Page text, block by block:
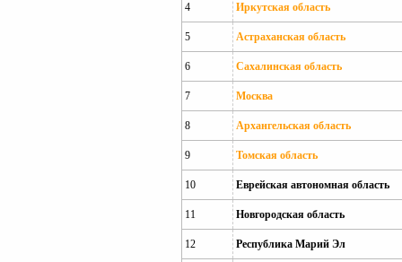
4 Иркутская область
5 Астраханская область
6 Сахалинская область
7 Москва
8 Архангельская область
9 Томская область
10 Еврейская автономная область
11 Новгородская область
12 Республика Марий Эл